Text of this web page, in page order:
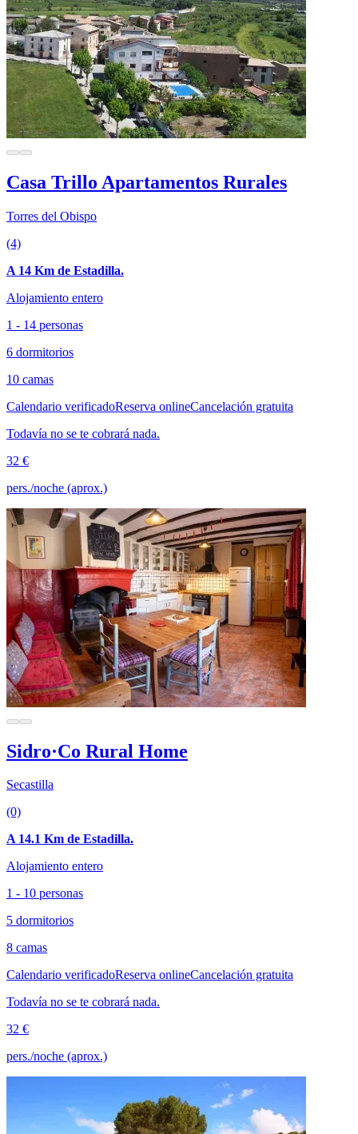
Casa Trillo Apartamentos Rurales
Torres del Obispo
(4)
A 14 Km de Estadilla.
Alojamiento entero
1 - 14 personas
6 dormitorios
10 camas
Calendario verificadoReserva onlineCancelación gratuita
Todavía no se te cobrará nada.
32 €
pers./noche (aprox.)
Sidro·Co Rural Home
Secastilla
(0)
A 14.1 Km de Estadilla.
Alojamiento entero
1 - 10 personas
5 dormitorios
8 camas
Calendario verificadoReserva onlineCancelación gratuita
Todavía no se te cobrará nada.
32 €
pers./noche (aprox.)